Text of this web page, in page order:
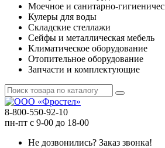
Моечное и санитарно-
Кулеры для воды
Складские стеллажи
Сейфы и металлическая мебель
Климатическое оборудование
Отопительное оборудование
Запчасти и комплектующие
8-800-550-92-10
пн-пт с 9-00 до 18-00
Не дозвонились? Заказ звонка!